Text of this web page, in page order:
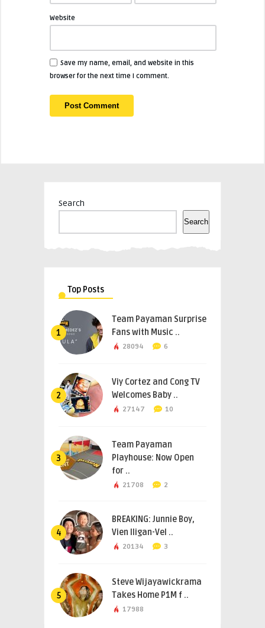
Website
Save my name, email, and website in this
browser for the next time I comment.
Search
Search
Top Posts
1
Team Payaman Surprise
Fans with Music ..
28094 6
2
Viy Cortez and Cong TV
Welcomes Baby ..
27147 10
3
Team Payaman
Playhouse: Now Open
for ..
21708 2
4
BREAKING: Junnie Boy,
Vien Iligan-Vel ..
20134 3
5
Steve Wijayawickrama
Takes Home P1M f ..
17988